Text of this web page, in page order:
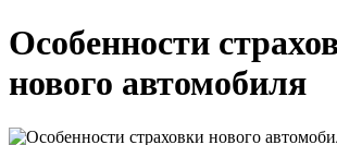
Особенности
нового автомобиля